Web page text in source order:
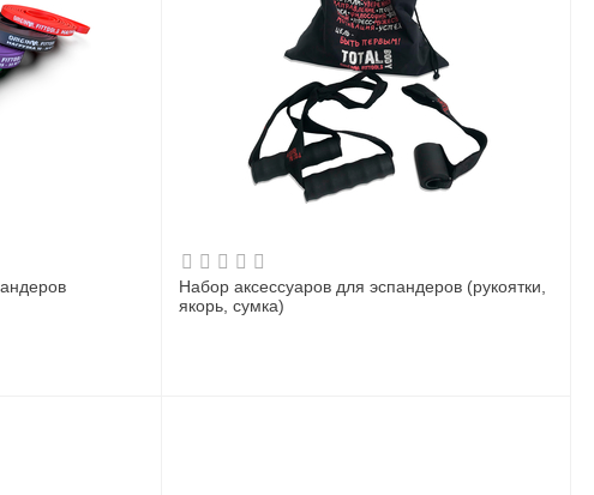
Набор аксессуаров для эспандеров (рукоятки,
якорь, сумка)